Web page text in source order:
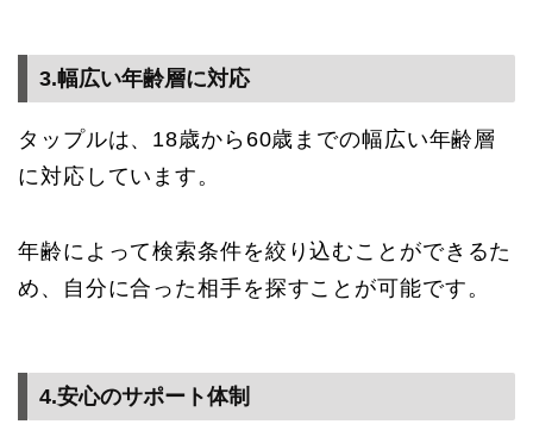
3.幅広い年齢層に対応
タップルは、18歳から60歳までの幅広い年齢層
に対応しています。
年齢によって検索条件を絞り込むことができるた
め、自分に合った相手を探すことが可能です。
4.安心のサポート体制